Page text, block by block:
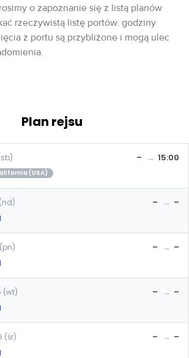
o zapoznanie się z listą planów
rzeczywistą listę portów. godziny
z portu są przybliżone i mogą ulec
Plan rejsu
(USA)
– 15:00
– –
– –
(wt) – –
(śr) – –